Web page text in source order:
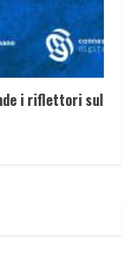
i riflettori sul